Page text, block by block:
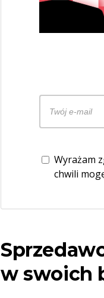
Wyrażam
chwili
w swoich